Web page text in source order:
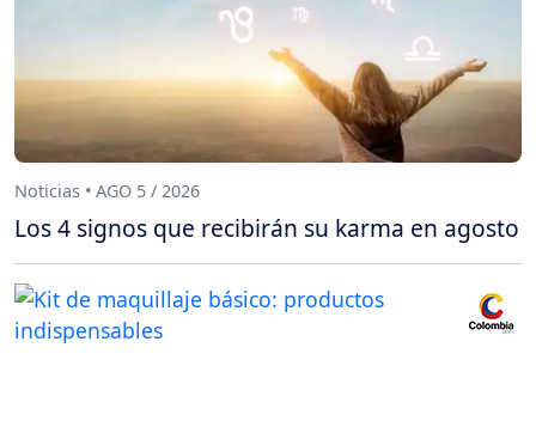
Noticias • AGO 5 / 2026
Los 4 signos que recibirán su karma en agosto